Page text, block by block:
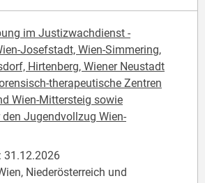
im Justizwachdienst -
Josefstadt, Wien-Simmering,
Hirtenberg, Wiener Neustadt
therapeutische Zentren
Wien-Mittersteig sowie
Jugendvollzug Wien-
31.12.2026
Niederösterreich und